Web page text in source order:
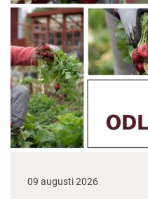
09 augusti 2026